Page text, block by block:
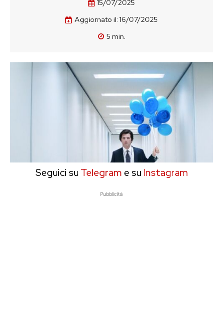
15/07/2025
Aggiornato il: 16/07/2025
5 min.
Seguici su Telegram e su Instagram
Pubblicità